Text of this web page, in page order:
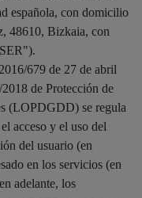
española, con domicilio
48610, Bizkaia, con
679 de 27 de abril
de Protección de
(LOPDGDD) se regula
acceso y el uso del
del usuario (en
en los servicios (en
adelante, los